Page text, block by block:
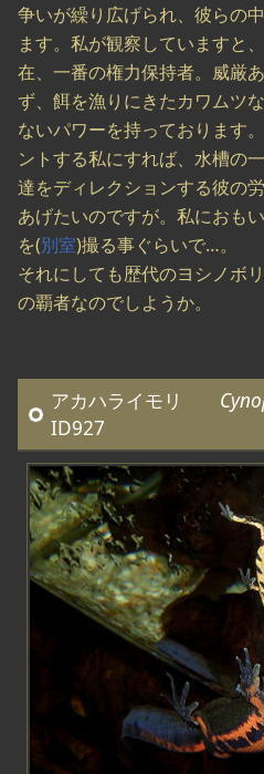
争いが繰り広げられ、彼らの
ます。私が観察していますと
在、一番の権力保持者。威厳
ず、餌を漁りにきたカワムツ
ないパワーを持っております
ントする私にすれば、水槽の
達をディレクションする彼の
あげたいのですが。私におも
を(別室)撮る事ぐらいで…。
それにしても歴代のヨシノボ
の覇者なのでしようか。
アカハライモリ
ID927